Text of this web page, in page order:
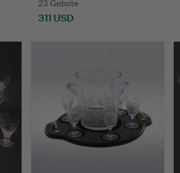
23 Gebote
311 USD